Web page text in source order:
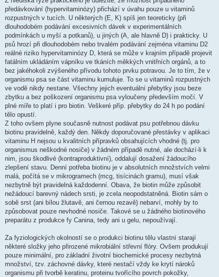
předávkování (hypervitaminózy) přichází v úvahu pouze u vitaminů
rozpustných v tucích. U některých (E, K) spíš jen teoreticky (při
dlouhodobém podávání excesivních dávek v experimentálních
podmínkách u myší a potkanů), u jiných (A, ale hlavně D) i prakticky. U
psů hrozí při dlouhodobém nebo trvalém podávání zejména vitaminu D2
reálné riziko hypervitaminózy D, která se může v krajním případě projevit
fatálním ukládáním vápníku ve tkáních měkkých vnitřních orgánů, a to
bez jakéhokoli zvýšeného přívodu tohoto prvku potravou. Je to tím, že v
organismu psa se část vitaminu kumuluje. To se u vitaminů rozpustných
ve vodě nikdy nestane. Všechny jejich eventuální přebytky jsou beze
zbytku a bez poškození organismu psa vyloučeny především močí. V
plné míře to platí i pro biotin. Veškeré příp. přebytky do 24 h po podání
tělo opustí.
Z toho ovšem plyne současně nutnost podávat psu potřebnou dávku
biotinu pravidelně, každý den. Někdy doporučované přestávky v aplikaci
vitaminu H nejsou u kvalitních přípravků obsahujících vhodné (tj. pro
organismus neškodné nosiče) v žádném případě nutné, ale dochází-li k
nim, jsou škodlivé (kontraproduktivní), oddalují dosažení žádoucího
zlepšení stavu. Denní potřeba biotinu je v absolutních množstvích velmi
malá, počítá se v mikrogramech (mcg, tisícinách gramu), musí však
nezbytně být pravidelná každodenní. Obava, že biotin může způsobit
nežádoucí barevný nádech srsti, je zcela neopodstatněná. Biotin sám o
sobě srst (ani bílou žlutavě, ani černou rezavě) nebarví, mohly by to
způsobovat pouze nevhodné nosiče. Takové se u žádného biotinového
preparátu z produkce fy Canina, tedy ani u gelu, nepoužívají.
Za fyziologických okolností se o produkci biotinu tělu vlastní starají
některé složky jeho přirozené mikrobiální střevní flóry. Ovšem produkují
pouze minimální, pro základní životní biochemické procesy nezbytná
množství, tzv. záchovné dávky, které nestačí vždy ke krytí nároků
organismu při tvorbě keratinu, proteinu tvořícího povrch pokožky,